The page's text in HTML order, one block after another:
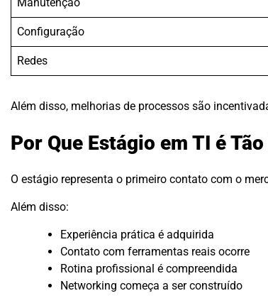
Manutenção
Configuração
Redes
Além disso, melhorias de processos são
Por Que Estágio em TI é
O estágio representa o primeiro contato com o
Além disso:
Experiência prática é adquirida
Contato com ferramentas reais ocorre
Rotina profissional é compreendida
Networking começa a ser construído